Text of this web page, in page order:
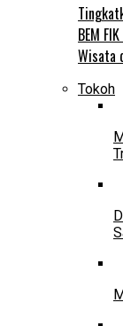
BEM
Wisata
Tokoh